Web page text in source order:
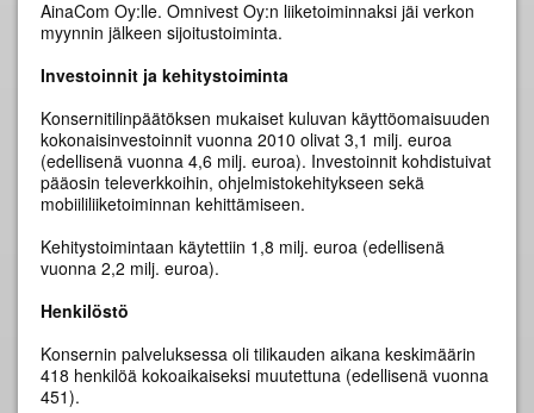
AinaCom Oy:lle. Omnivest Oy:n liiketoiminnaksi jäi verkon
myynnin jälkeen sijoitustoiminta.
Investoinnit ja kehitystoiminta
Konsernitilinpäätöksen mukaiset kuluvan käyttöomaisuuden
kokonaisinvestoinnit vuonna 2010 olivat 3,1 milj. euroa
(edellisenä vuonna 4,6 milj. euroa). Investoinnit kohdistuivat
pääosin televerkkoihin, ohjelmistokehitykseen sekä
mobiililiiketoiminnan kehittämiseen.
Kehitystoimintaan käytettiin 1,8 milj. euroa (edellisenä
vuonna 2,2 milj. euroa).
Henkilöstö
Konsernin palveluksessa oli tilikauden aikana keskimäärin
418 henkilöä kokoaikaiseksi muutettuna (edellisenä vuonna
451).